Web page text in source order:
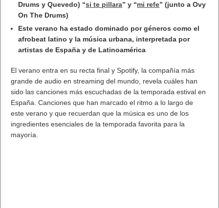
Drums y Quevedo) “si te pillara” y “mi refe” (junto a Ovy
On The Drums)
Este verano ha estado dominado por géneros como el
afrobeat latino y la música urbana, interpretada por
artistas de España y de Latinoamérica
El verano entra en su recta final y Spotify, la compañía más
grande de audio en streaming del mundo, revela cuáles han
sido las canciones más escuchadas de la temporada estival en
España. Canciones que han marcado el ritmo a lo largo de
este verano y que recuerdan que la música es uno de los
ingredientes esenciales de la temporada favorita para la
mayoría.